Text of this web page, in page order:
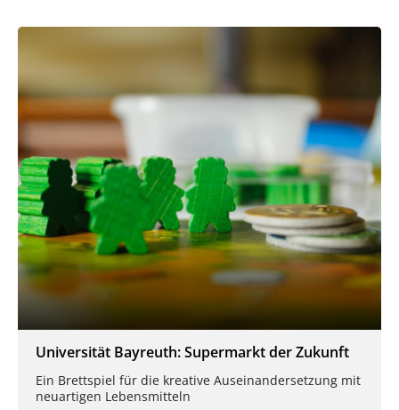
Universität Bayreuth: Supermarkt der Zukunft
Ein Brettspiel für die kreative Auseinandersetzung mit
neuartigen Lebensmitteln